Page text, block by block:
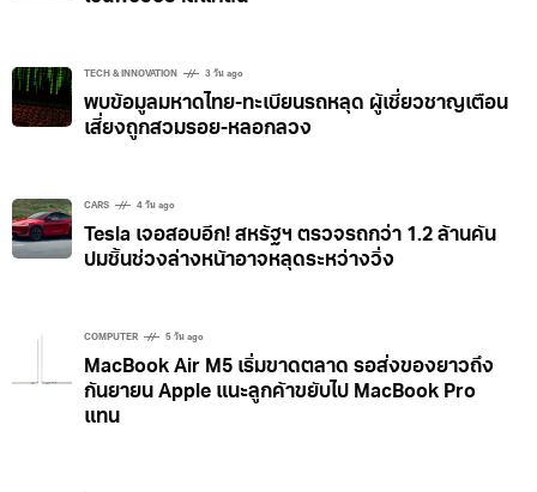
TECH & INNOVATION 3 วัน ago
พบข้อมูลมหาดไทย-ทะเบียนรถหลุด ผู้เชี่ยวชาญเตือน
เสี่ยงถูกสวมรอย-หลอกลวง
CARS 4 วัน ago
Tesla เจอสอบอีก! สหรัฐฯ ตรวจรถกว่า 1.2 ล้านคัน
ปมชิ้นช่วงล่างหน้าอาจหลุดระหว่างวิ่ง
COMPUTER 5 วัน ago
MacBook Air M5 เริ่มขาดตลาด รอส่งของยาวถึง
กันยายน Apple แนะลูกค้าขยับไป MacBook Pro
แทน